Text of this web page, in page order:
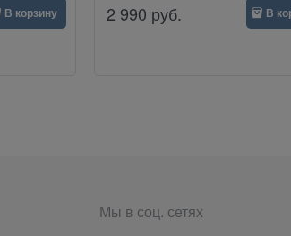
В корзину 2 990 руб. В
Мы в соц. сетях